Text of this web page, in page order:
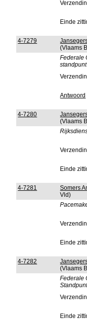
Einde
4-7279
(Vlaams
Federale
Antwoord
4-7280
(Vlaams
Einde
4-7281 Somers
Vld)
Einde
4-7282
(Vlaams
Federale
Einde